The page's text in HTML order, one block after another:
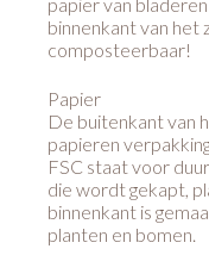
binnenkant van het
composteerbaar!
Papier
De buitenkant van
papieren
FSC staat voor
die wordt gekapt,
binnenkant is
planten en bomen.